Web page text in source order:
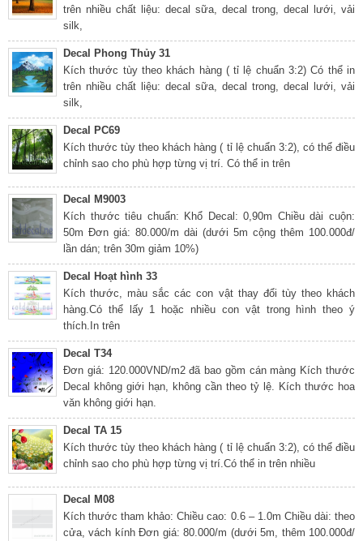
trên nhiều chất liệu: decal sữa, decal trong, decal lưới, vải
silk,
Decal Phong Thủy 31
Kích thước tùy theo khách hàng ( tỉ lệ chuẩn 3:2) Có thể in
trên nhiều chất liệu: decal sữa, decal trong, decal lưới, vải
silk,
Decal PC69
Kích thước tùy theo khách hàng ( tỉ lệ chuẩn 3:2), có thể điều
chỉnh sao cho phù hợp từng vị trí. Có thể in trên
Decal M9003
Kích thước tiêu chuẩn: Khổ Decal: 0,90m Chiều dài cuộn:
50m Đơn giá: 80.000/m dài (dưới 5m cộng thêm 100.000đ/
lần dán; trên 30m giảm 10%)
Decal Hoạt hình 33
Kích thước, màu sắc các con vật thay đổi tùy theo khách
hàng.Có thể lấy 1 hoặc nhiều con vật trong hình theo ý
thích.In trên
Decal T34
Đơn giá: 120.000VND/m2 đã bao gồm cán màng Kích thước
Decal không giới hạn, không cần theo tỷ lệ. Kích thước hoa
văn không giới hạn.
Decal TA 15
Kích thước tùy theo khách hàng ( tỉ lệ chuẩn 3:2), có thể điều
chỉnh sao cho phù hợp từng vị trí.Có thể in trên nhiều
Decal M08
Kích thước tham khảo: Chiều cao: 0.6 – 1.0m Chiều dài: theo
cửa, vách kính Đơn giá: 80.000/m (dưới 5m, thêm 100.000đ/